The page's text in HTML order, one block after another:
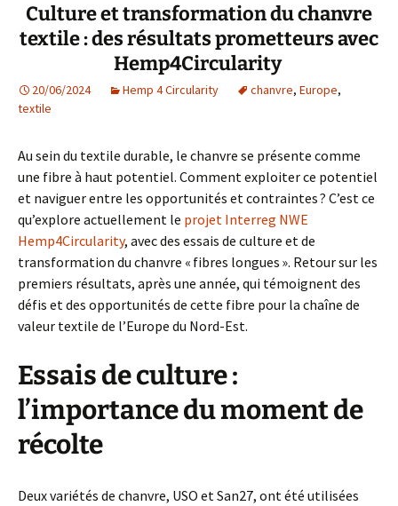
Culture et transformation du chanvre
textile : des résultats prometteurs avec
Hemp4Circularity
20/06/2024 Hemp 4 Circularity chanvre, Europe,
textile
Au sein du textile durable, le chanvre se présente comme
une fibre à haut potentiel. Comment exploiter ce potentiel
et naviguer entre les opportunités et contraintes ? C’est ce
qu’explore actuellement le projet Interreg NWE
Hemp4Circularity, avec des essais de culture et de
transformation du chanvre « fibres longues ». Retour sur les
premiers résultats, après une année, qui témoignent des
défis et des opportunités de cette fibre pour la chaîne de
valeur textile de l’Europe du Nord-Est.
Essais de culture :
l’importance du moment de
récolte
Deux variétés de chanvre, USO et San27, ont été utilisées